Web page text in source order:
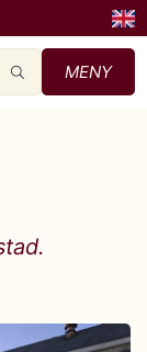
MENY